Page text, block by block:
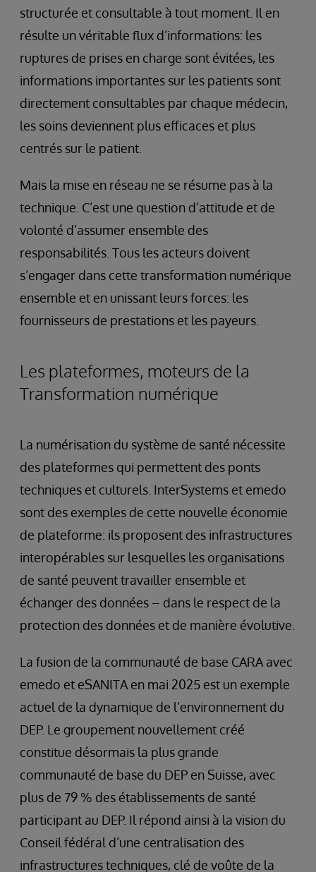
structurée et consultable à tout moment. Il en
résulte un véritable flux d’informations: les
ruptures de prises en charge sont évitées, les
informations importantes sur les patients sont
directement consultables par chaque médecin,
les soins deviennent plus efficaces et plus
centrés sur le patient.
Mais la mise en réseau ne se résume pas à la
technique. C’est une question d’attitude et de
volonté d’assumer ensemble des
responsabilités. Tous les acteurs doivent
s’engager dans cette transformation numérique
ensemble et en unissant leurs forces: les
fournisseurs de prestations et les payeurs.
Les plateformes, moteurs de la
Transformation numérique
La numérisation du système de santé nécessite
des plateformes qui permettent des ponts
techniques et culturels. InterSystems et emedo
sont des exemples de cette nouvelle économie
de plateforme: ils proposent des infrastructures
interopérables sur lesquelles les organisations
de santé peuvent travailler ensemble et
échanger des données – dans le respect de la
protection des données et de manière évolutive.
La fusion de la communauté de base CARA avec
emedo et eSANITA en mai 2025 est un exemple
actuel de la dynamique de l’environnement du
DEP. Le groupement nouvellement créé
constitue désormais la plus grande
communauté de base du DEP en Suisse, avec
plus de 79 % des établissements de santé
participant au DEP. Il répond ainsi à la vision du
Conseil fédéral d’une centralisation des
infrastructures techniques, clé de voûte de la